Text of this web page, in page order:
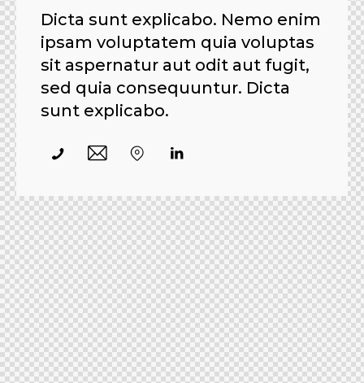
Dicta sunt explicabo. Nemo enim
ipsam voluptatem quia voluptas
sit aspernatur aut odit aut fugit,
sed quia consequuntur. Dicta
sunt explicabo.